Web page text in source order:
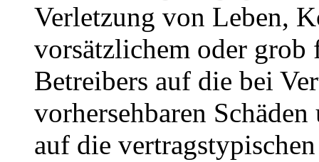
Verletzung von Leben,
vorsätzlichem oder grob
Betreibers auf die bei
vorhersehbaren
auf die